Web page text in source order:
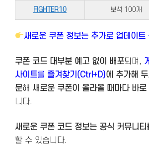
FIGHTER10 보석 100개
새로운 쿠폰 정보는 추가로 업데이트
쿠폰 코드 대부분 예고 없이 배포되며,
사이트를 즐겨찾기(Ctrl+D)에 추가해
문해 새로운 쿠폰이 올라올 때마다 바로
니다.
새로운 쿠폰 코드 정보는 공식 커뮤니티
할 수 있습니다.